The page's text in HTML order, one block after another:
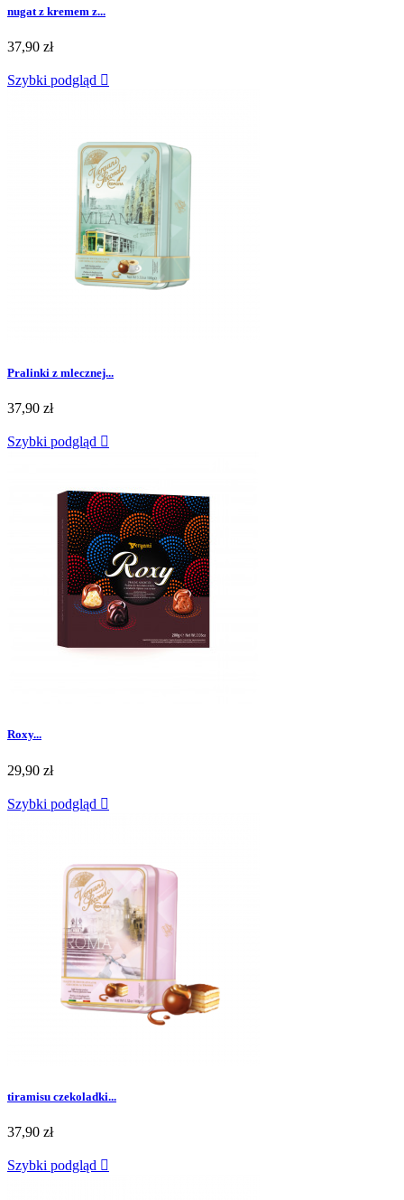
nugat z kremem z...
37,90 zł
Szybki podgląd 
Pralinki z mlecznej...
37,90 zł
Szybki podgląd 
Roxy...
29,90 zł
Szybki podgląd 
tiramisu czekoladki...
37,90 zł
Szybki podgląd 